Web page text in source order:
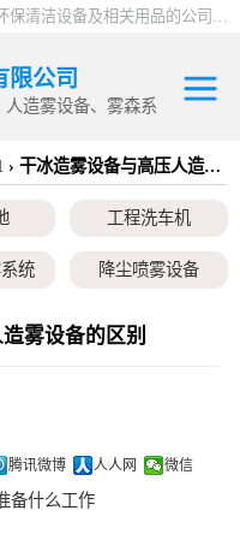
河南绿森环保科技有限公司一家专业销售环保清洁设备及相关用品的公司，产品包括：音乐喷泉、雾森系统、人造雾设备、景观人造雾、人造雾系统、小区喷雾设备、高压喷雾降尘设备、料仓喷雾除尘系统、喷雾降温加湿设备、郑州喷雾消毒设备，等八大系列上百个品种。
限公司
造雾设备、雾森系
› 干冰造雾设备与高压人造雾设备的区别
工程洗车机
统 降尘喷雾设备
广场音乐喷泉
雾设备的区别
腾讯微博 人人网 微信
备什么工作